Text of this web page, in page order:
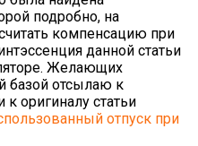
подробно, на
компенсацию при
данной статьи
Желающих
базой отсылаю к
оригиналу статьи
отпуск при